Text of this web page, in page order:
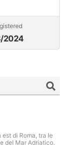
2024
est di Roma, tra le
del Mar Adriatico.